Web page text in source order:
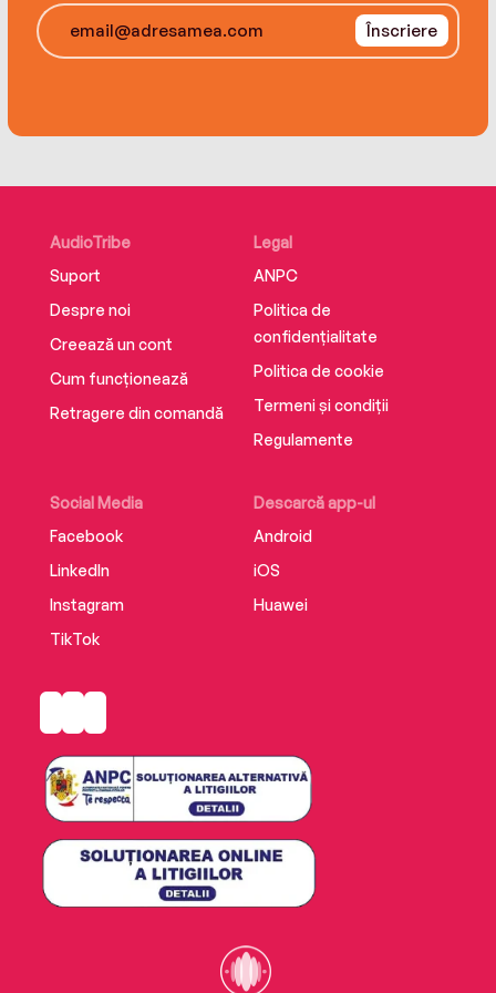
Înscriere
AudioTribe
Suport
Despre noi
Creează un cont
Cum funcționează
Retragere din comandă
Social Media
Facebook
LinkedIn
Instagram
TikTok
Descarcă app-ul
Android
iOS
Huawei
Legal
ANPC
Politica de
confidențialitate
Politica de cookie
Termeni și condiții
Regulamente